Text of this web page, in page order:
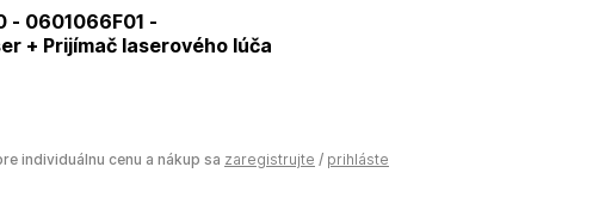
- 0601066F01 -
+ Prijímač laserového lúča
individuálnu cenu a nákup sa zaregistrujte / prihláste